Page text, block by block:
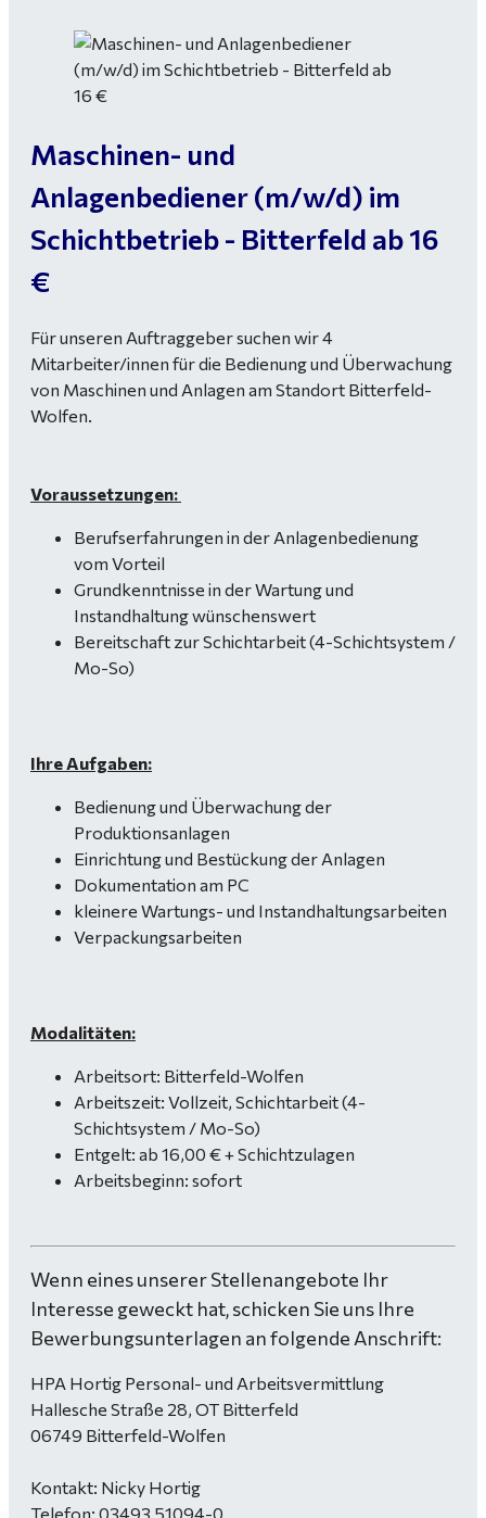
Maschinen- und
Anlagenbediener (m/w/d) im
Schichtbetrieb - Bitterfeld ab 16
€
Für unseren Auftraggeber suchen wir 4
Mitarbeiter/innen für die Bedienung und Überwachung
von Maschinen und Anlagen am Standort Bitterfeld-
Wolfen.
Voraussetzungen:
Berufserfahrungen in der Anlagenbedienung
vom Vorteil
Grundkenntnisse in der Wartung und
Instandhaltung wünschenswert
Bereitschaft zur Schichtarbeit (4-Schichtsystem /
Mo-So)
Ihre Aufgaben:
Bedienung und Überwachung der
Produktionsanlagen
Einrichtung und Bestückung der Anlagen
Dokumentation am PC
kleinere Wartungs- und Instandhaltungsarbeiten
Verpackungsarbeiten
Modalitäten:
Arbeitsort: Bitterfeld-Wolfen
Arbeitszeit: Vollzeit, Schichtarbeit (4-
Schichtsystem / Mo-So)
Entgelt: ab 16,00 € + Schichtzulagen
Arbeitsbeginn: sofort
Wenn eines unserer Stellenangebote Ihr
Interesse geweckt hat, schicken Sie uns Ihre
Bewerbungsunterlagen an folgende Anschrift:
HPA Hortig Personal- und Arbeitsvermittlung
Hallesche Straße 28, OT Bitterfeld
06749 Bitterfeld-Wolfen
Kontakt: Nicky Hortig
Telefon: 03493 51094-0